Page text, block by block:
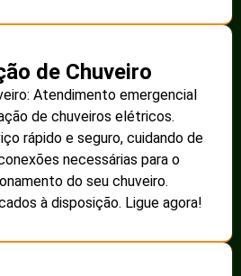
de Chuveiro
Atendimento emergencial
de chuveiros elétricos.
rápido e seguro, cuidando de
necessárias para o
do seu chuveiro.
à disposição. Ligue agora!